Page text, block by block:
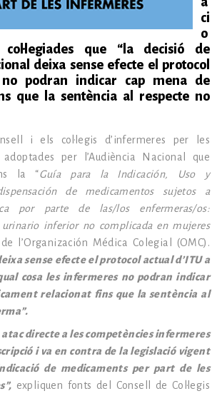
ci
o
que “la decisió de
deixa sense efecte el protocol
no podran indicar cap mena de
que la sentència al respecte no
i els col·legis d’infermeres per les
adoptades per l’Audiència Nacional que
la “Guía para la Indicación, Uso y
de medicamentos sujetos a
por parte de las/los enfermeras/os:
inferior no complicada en mujeres
l’Organización Médica Colegial (OMC).
sense efecte el protocol actual d’ITU a
cosa les infermeres no podran indicar
relacionat fins que la sentència al
atac directe a les competències infermeres
i va en contra de la legislació vigent
de medicaments per part de les
expliquen fonts del Consell de Col·legis